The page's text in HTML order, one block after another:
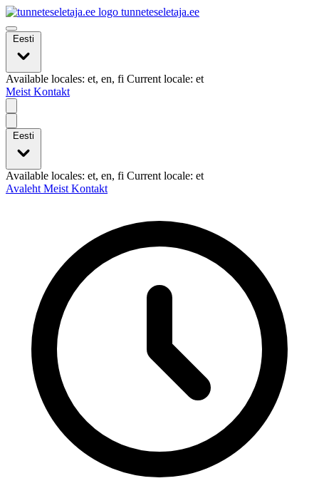
tunneteseletaja.ee
Eesti
Available locales: et, en, fi Current locale: et
Meist Kontakt
Eesti
Available locales: et, en, fi Current locale: et
Avaleht Meist Kontakt